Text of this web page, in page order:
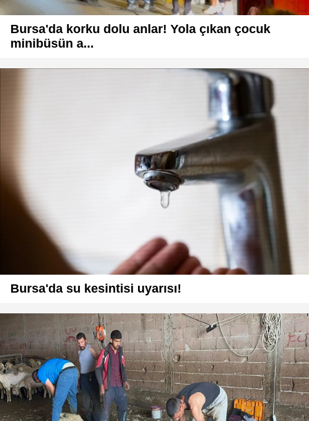
Bursa'da korku dolu anlar! Yola çıkan çocuk
minibüsün a...
Bursa'da su kesintisi uyarısı!